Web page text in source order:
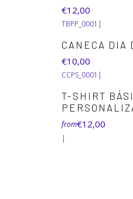
€12,00
TBPP_0001 |
CANECA DIA
€10,00
CCPS_0001 |
T-SHIRT
from€12,00
|